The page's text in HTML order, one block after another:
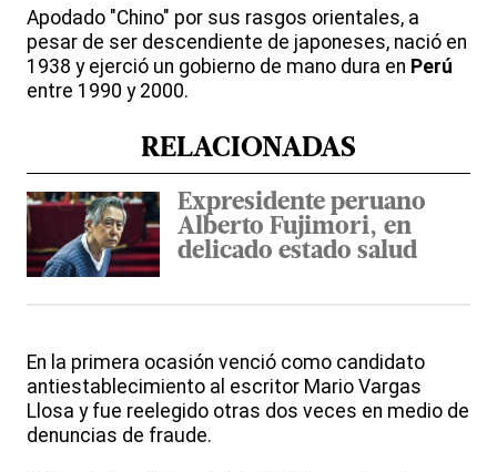
Apodado "Chino" por sus rasgos orientales, a
pesar de ser descendiente de japoneses, nació en
1938 y ejerció un gobierno de mano dura en Perú
entre 1990 y 2000.
RELACIONADAS
Expresidente peruano
Alberto Fujimori, en
delicado estado salud
En la primera ocasión venció como candidato
antiestablecimiento al escritor Mario Vargas
Llosa y fue reelegido otras dos veces en medio de
denuncias de fraude.